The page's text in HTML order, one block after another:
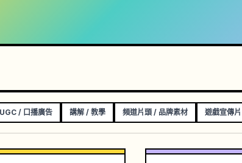
UGC / 口播廣告 講解 / 教學 頻道片頭 / 品牌素材 遊戲宣傳